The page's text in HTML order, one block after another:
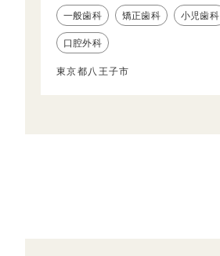
一般歯科 矯正歯科 小児歯科
口腔外科
東京都八王子市